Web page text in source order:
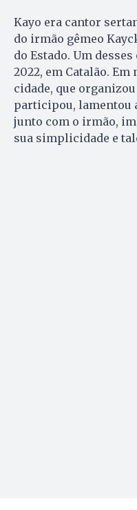
Kayo era cantor
do irmão gêmeo
do Estado. Um
2022, em Catalão.
cidade, que
participou, lamentou
junto com o irmão,
sua simplicidade e